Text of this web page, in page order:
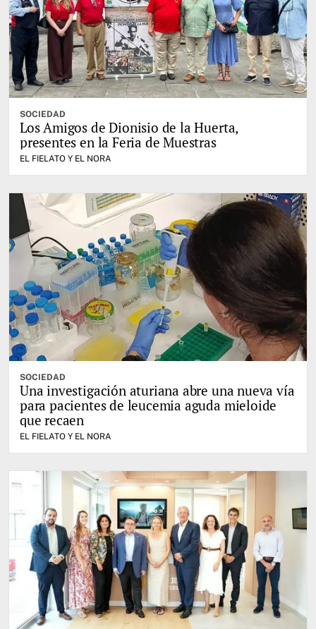
SOCIEDAD
Los Amigos de Dionisio de la Huerta,
presentes en la Feria de Muestras
EL FIELATO Y EL NORA
SOCIEDAD
Una investigación aturiana abre una nueva vía
para pacientes de leucemia aguda mieloide
que recaen
EL FIELATO Y EL NORA